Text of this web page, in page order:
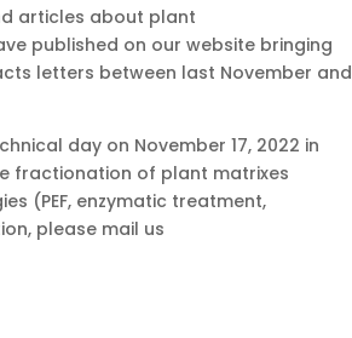
articles about plant
published on our website bringing
letters between last November and
day on November 17, 2022 in
fractionation of plant matrixes
(PEF, enzymatic treatment,
please mail us